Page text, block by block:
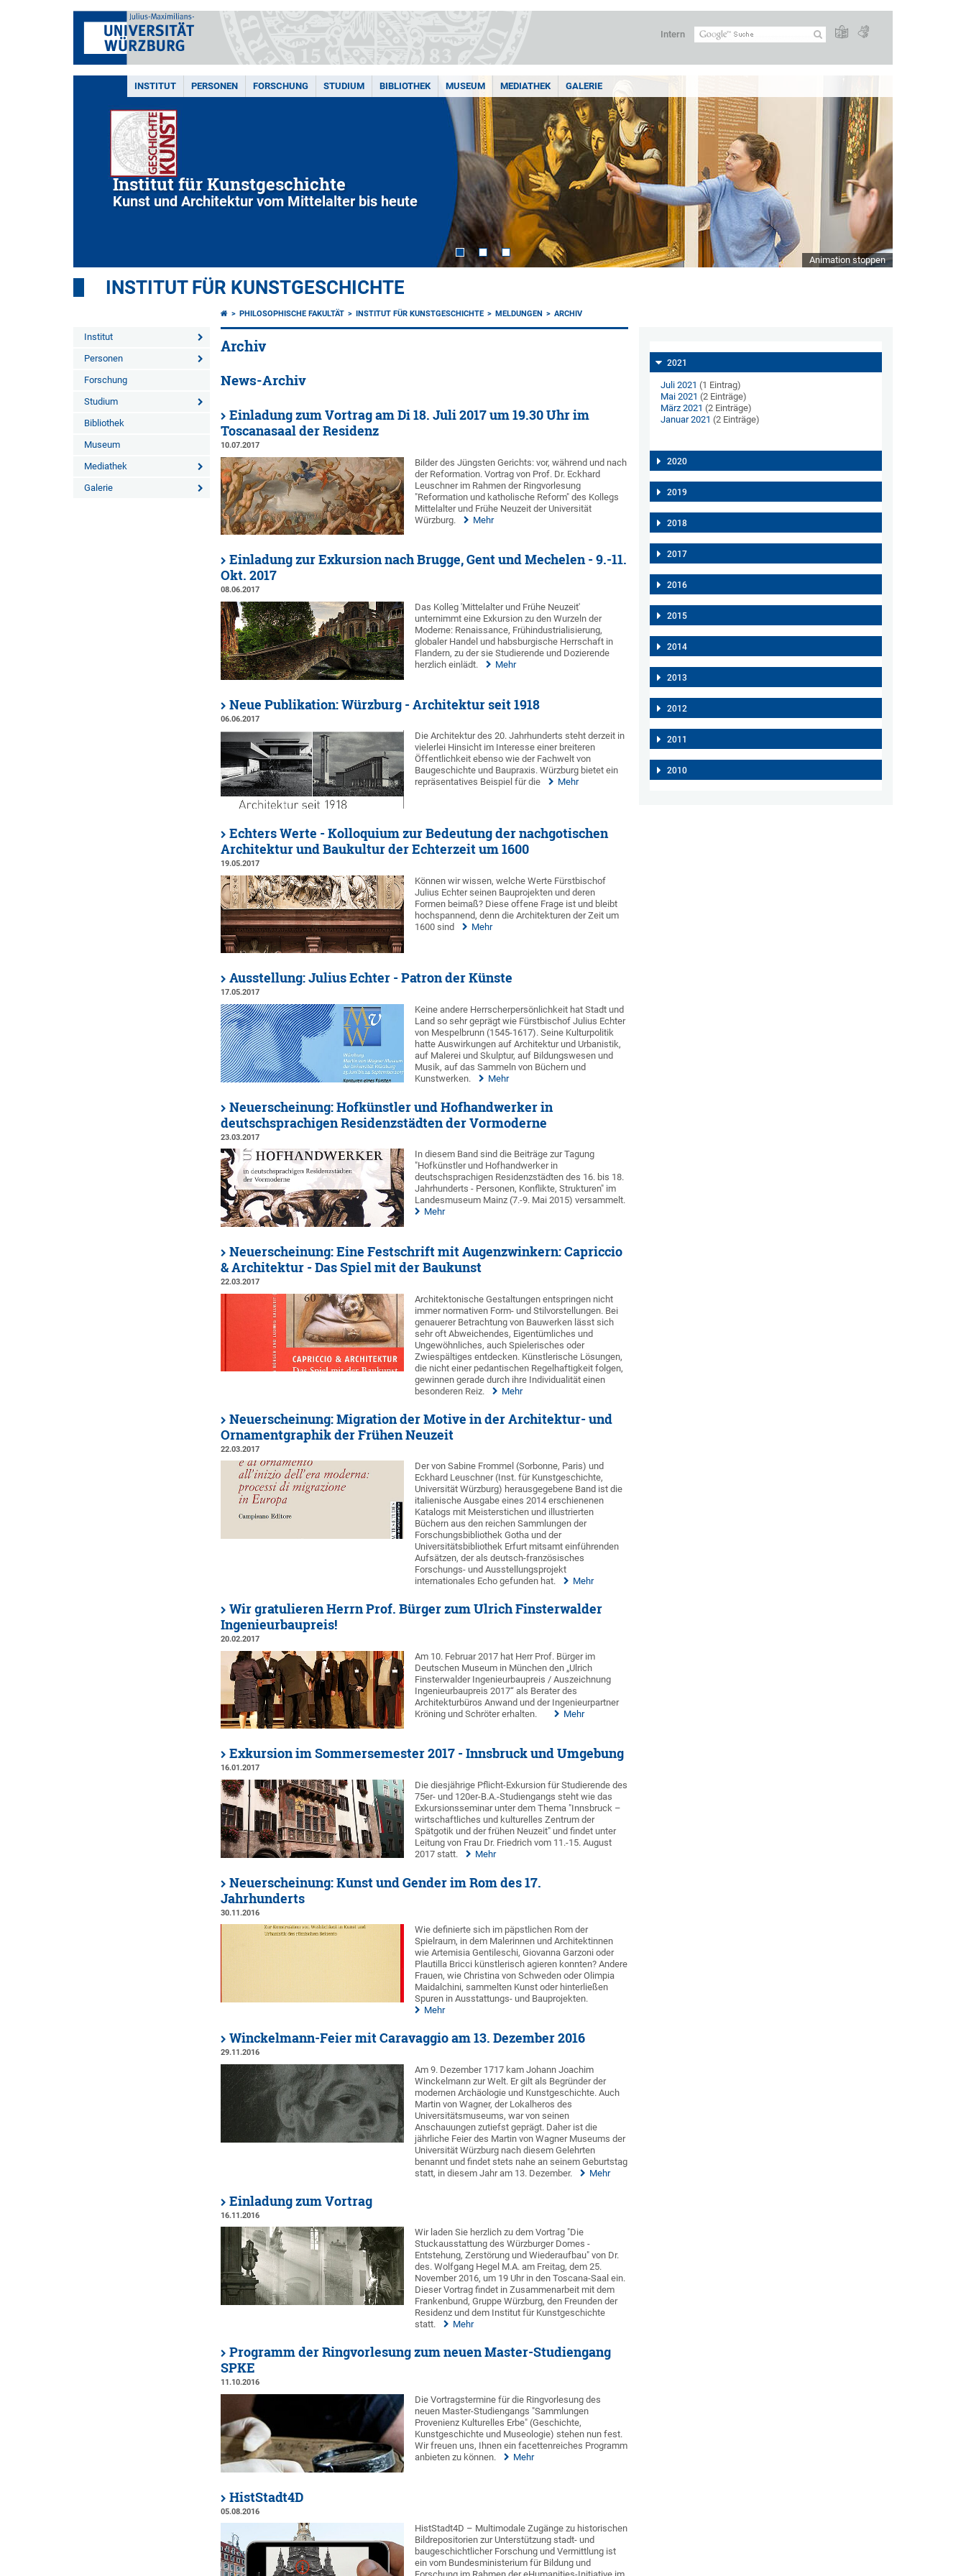
Intern
INSTITUT PERSONEN FORSCHUNG STUDIUM BIBLIOTHEK MUSEUM MEDIATHEK GALERIE
Institut für Kunstgeschichte
Kunst und Architektur vom Mittelalter bis heute
Animation stoppen
INSTITUT FÜR KUNSTGESCHICHTE
Institut
Personen
Forschung
Studium
Bibliothek
Museum
Mediathek
Galerie
PHILOSOPHISCHE FAKULTÄT INSTITUT FÜR KUNSTGESCHICHTE MELDUNGEN ARCHIV
Archiv
News-Archiv
Einladung zum Vortrag am Di 18. Juli 2017 um 19.30 Uhr im
Toscanasaal der Residenz
10.07.2017
Bilder des Jüngsten Gerichts: vor, während und nach
der Reformation. Vortrag von Prof. Dr. Eckhard
Leuschner im Rahmen der Ringvorlesung
"Reformation und katholische Reform" des Kollegs
Mittelalter und Frühe Neuzeit der Universität
Würzburg.
Mehr
Einladung zur Exkursion nach Brugge, Gent und Mechelen - 9.-11.
Okt. 2017
08.06.2017
Das Kolleg 'Mittelalter und Frühe Neuzeit'
unternimmt eine Exkursion zu den Wurzeln der
Moderne: Renaissance, Frühindustrialisierung,
globaler Handel und habsburgische Herrschaft in
Flandern, zu der sie Studierende und Dozierende
herzlich einlädt.
Mehr
Neue Publikation: Würzburg - Architektur seit 1918
06.06.2017
Die Architektur des 20. Jahrhunderts steht derzeit in
vielerlei Hinsicht im Interesse einer breiteren
Öffentlichkeit ebenso wie der Fachwelt von
Baugeschichte und Baupraxis. Würzburg bietet ein
repräsentatives Beispiel für die
Mehr
Echters Werte - Kolloquium zur Bedeutung der nachgotischen
Architektur und Baukultur der Echterzeit um 1600
19.05.2017
Können wir wissen, welche Werte Fürstbischof
Julius Echter seinen Bauprojekten und deren
Formen beimaß? Diese offene Frage ist und bleibt
hochspannend, denn die Architekturen der Zeit um
1600 sind
Mehr
Ausstellung: Julius Echter - Patron der Künste
17.05.2017
Keine andere Herrscherpersönlichkeit hat Stadt und
Land so sehr geprägt wie Fürstbischof Julius Echter
von Mespelbrunn (1545-1617). Seine Kulturpolitik
hatte Auswirkungen auf Architektur und Urbanistik,
auf Malerei und Skulptur, auf Bildungswesen und
Musik, auf das Sammeln von Büchern und
Kunstwerken.
Mehr
Neuerscheinung: Hofkünstler und Hofhandwerker in
deutschsprachigen Residenzstädten der Vormoderne
23.03.2017
In diesem Band sind die Beiträge zur Tagung
"Hofkünstler und Hofhandwerker in
deutschsprachigen Residenzstädten des 16. bis 18.
Jahrhunderts - Personen, Konflikte, Strukturen" im
Landesmuseum Mainz (7.-9. Mai 2015) versammelt.
Mehr
Neuerscheinung: Eine Festschrift mit Augenzwinkern: Capriccio
& Architektur - Das Spiel mit der Baukunst
22.03.2017
Architektonische Gestaltungen entspringen nicht
immer normativen Form- und Stilvorstellungen. Bei
genauerer Betrachtung von Bauwerken lässt sich
sehr oft Abweichendes, Eigentümliches und
Ungewöhnliches, auch Spielerisches oder
Zwiespältiges entdecken. Künstlerische Lösungen,
die nicht einer pedantischen Regelhaftigkeit folgen,
gewinnen gerade durch ihre Individualität einen
besonderen Reiz.
Mehr
Neuerscheinung: Migration der Motive in der Architektur- und
Ornamentgraphik der Frühen Neuzeit
22.03.2017
Der von Sabine Frommel (Sorbonne, Paris) und
Eckhard Leuschner (Inst. für Kunstgeschichte,
Universität Würzburg) herausgegebene Band ist die
italienische Ausgabe eines 2014 erschienenen
Katalogs mit Meisterstichen und illustrierten
Büchern aus den reichen Sammlungen der
Forschungsbibliothek Gotha und der
Universitätsbibliothek Erfurt mitsamt einführenden
Aufsätzen, der als deutsch-französisches
Forschungs- und Ausstellungsprojekt
internationales Echo gefunden hat.
Mehr
Wir gratulieren Herrn Prof. Bürger zum Ulrich Finsterwalder
Ingenieurbaupreis!
20.02.2017
Am 10. Februar 2017 hat Herr Prof. Bürger im
Deutschen Museum in München den „Ulrich
Finsterwalder Ingenieurbaupreis / Auszeichnung
Ingenieurbaupreis 2017“ als Berater des
Architekturbüros Anwand und der Ingenieurpartner
Kröning und Schröter erhalten.
Mehr
Exkursion im Sommersemester 2017 - Innsbruck und Umgebung
16.01.2017
Die diesjährige Pflicht-Exkursion für Studierende des
75er- und 120er-B.A.-Studiengangs steht wie das
Exkursionsseminar unter dem Thema "Innsbruck –
wirtschaftliches und kulturelles Zentrum der
Spätgotik und der frühen Neuzeit" und findet unter
Leitung von Frau Dr. Friedrich vom 11.-15. August
2017 statt.
Mehr
Neuerscheinung: Kunst und Gender im Rom des 17.
Jahrhunderts
30.11.2016
Wie definierte sich im päpstlichen Rom der
Spielraum, in dem Malerinnen und Architektinnen
wie Artemisia Gentileschi, Giovanna Garzoni oder
Plautilla Bricci künstlerisch agieren konnten? Andere
Frauen, wie Christina von Schweden oder Olimpia
Maidalchini, sammelten Kunst oder hinterließen
Spuren in Ausstattungs- und Bauprojekten.
Mehr
Winckelmann-Feier mit Caravaggio am 13. Dezember 2016
29.11.2016
Am 9. Dezember 1717 kam Johann Joachim
Winckelmann zur Welt. Er gilt als Begründer der
modernen Archäologie und Kunstgeschichte. Auch
Martin von Wagner, der Lokalheros des
Universitätsmuseums, war von seinen
Anschauungen zutiefst geprägt. Daher ist die
jährliche Feier des Martin von Wagner Museums der
Universität Würzburg nach diesem Gelehrten
benannt und findet stets nahe an seinem Geburtstag
statt, in diesem Jahr am 13. Dezember.
Mehr
Einladung zum Vortrag
16.11.2016
Wir laden Sie herzlich zu dem Vortrag "Die
Stuckausstattung des Würzburger Domes -
Entstehung, Zerstörung und Wiederaufbau" von Dr.
des. Wolfgang Hegel M.A. am Freitag, dem 25.
November 2016, um 19 Uhr in den Toscana-Saal ein.
Dieser Vortrag findet in Zusammenarbeit mit dem
Frankenbund, Gruppe Würzburg, den Freunden der
Residenz und dem Institut für Kunstgeschichte
statt.
Mehr
Programm der Ringvorlesung zum neuen Master-Studiengang
SPKE
11.10.2016
Die Vortragstermine für die Ringvorlesung des
neuen Master-Studiengangs "Sammlungen
Provenienz Kulturelles Erbe" (Geschichte,
Kunstgeschichte und Museologie) stehen nun fest.
Wir freuen uns, Ihnen ein facettenreiches Programm
anbieten zu können.
Mehr
HistStadt4D
05.08.2016
HistStadt4D – Multimodale Zugänge zu historischen
Bildrepositorien zur Unterstützung stadt- und
baugeschichtlicher Forschung und Vermittlung ist
ein vom Bundesministerium für Bildung und
2021
Juli 2021 (1 Eintrag)
Mai 2021 (2 Einträge)
März 2021 (2 Einträge)
Januar 2021 (2 Einträge)
2020
2019
2018
2017
2016
2015
2014
2013
2012
2011
2010